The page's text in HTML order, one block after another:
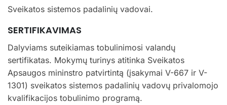
Sveikatos sistemos padalinių vadovai.
SERTIFIKAVIMAS
Dalyviams suteikiamas tobulinimosi valandų
sertifikatas. Mokymų turinys atitinka Sveikatos
Apsaugos mininstro patvirtintą (įsakymai V-667 ir V-
1301) sveikatos sistemos padalinių vadovų privalomojo
kvalifikacijos tobulinimo programą.